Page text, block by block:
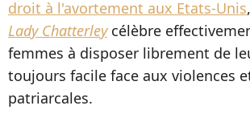
droit à l'avortement aux Etats-Unis,
Lady Chatterleycélèbre
femmes à disposer librement de
toujours facile face aux violences
patriarcales.